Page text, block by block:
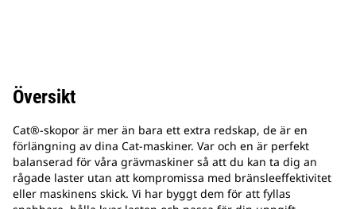
Översikt
Cat®-skopor är mer än bara ett extra redskap, de är en
förlängning av dina Cat-maskiner. Var och en är perfekt
balanserad för våra grävmaskiner så att du kan ta dig an
rågade laster utan att kompromissa med bränsleeffektivitet
eller maskinens skick. Vi har byggt dem för att fyllas